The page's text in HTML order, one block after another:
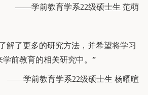
——学前教育学系22级硕士生 范萌
解了更多的研究方法，并希望将学习
前教育的相关研究中。”
——学前教育学系22级硕士生 杨曜暄